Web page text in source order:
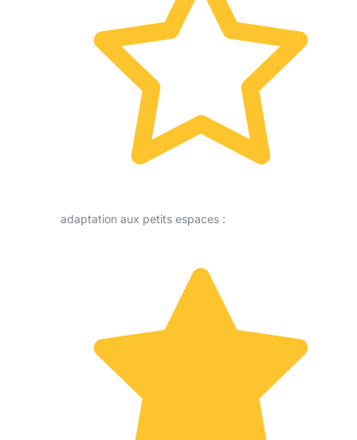
adaptation aux petits espaces :